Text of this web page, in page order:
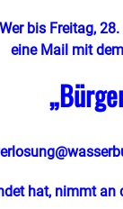
Wer bis Freitag, 28.
eine Mail mit
hat, nimmt an